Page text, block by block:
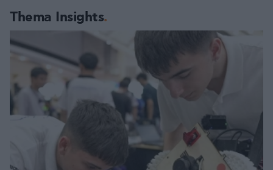
Thema Insights